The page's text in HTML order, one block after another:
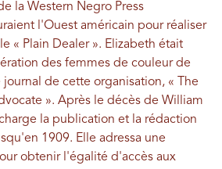
la Western Negro Press
l'Ouest américain pour réaliser
« Plain Dealer ». Elizabeth était
des femmes de couleur de
de cette organisation, « The
». Après le décès de William
la publication et la rédaction
1909. Elle adressa une
obtenir l'égalité d'accès aux